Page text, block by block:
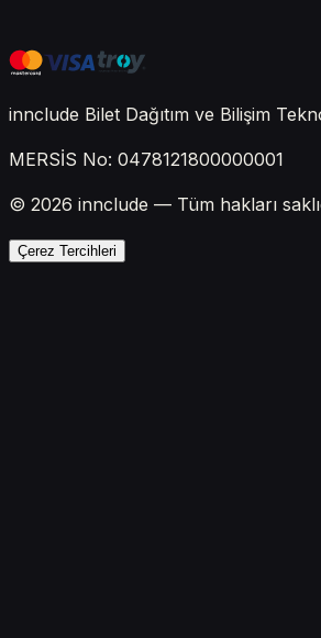
innclude Bilet Dağıtım ve Bilişim
MERSİS No: 0478121800000001
© 2026 innclude — Tüm hakları
Çerez Tercihleri